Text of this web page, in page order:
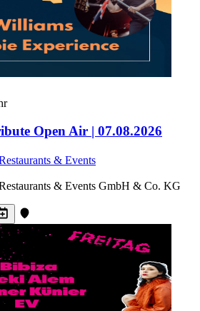
Open Air | 07.08.2026
& Events
& Events GmbH & Co. KG